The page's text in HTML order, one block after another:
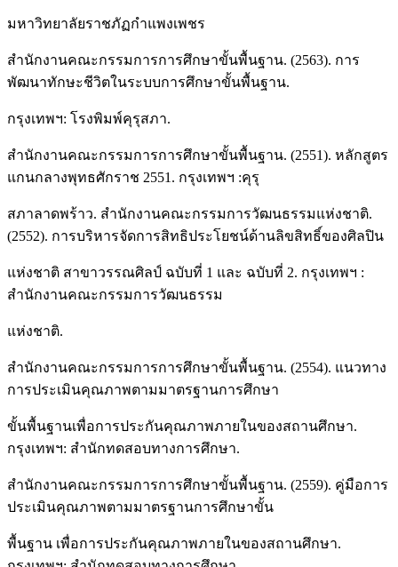
มหาวิทยาลัยราชภัฏกำแพงเพชร
สำนักงานคณะกรรมการการศึกษาขั้นพื้นฐาน. (2563). การ
พัฒนาทักษะชีวิตในระบบการศึกษาขั้นพื้นฐาน.
กรุงเทพฯ: โรงพิมพ์คุรุสภา.
สำนักงานคณะกรรมการการศึกษาขั้นพื้นฐาน. (2551). หลักสูตร
แกนกลางพุทธศักราช 2551. กรุงเทพฯ :คุรุ
สภาลาดพร้าว. สำนักงานคณะกรรมการวัฒนธรรมแห่งชาติ.
(2552). การบริหารจัดการสิทธิประโยชน์ด้านลิขสิทธิ์ของศิลปิน
แห่งชาติ สาขาวรรณศิลป์ ฉบับที่ 1 และ ฉบับที่ 2. กรุงเทพฯ :
สำนักงานคณะกรรมการวัฒนธรรม
แห่งชาติ.
สำนักงานคณะกรรมการการศึกษาขั้นพื้นฐาน. (2554). แนวทาง
การประเมินคุณภาพตามมาตรฐานการศึกษา
ขั้นพื้นฐานเพื่อการประกันคุณภาพภายในของสถานศึกษา.
กรุงเทพฯ: สำนักทดสอบทางการศึกษา.
สำนักงานคณะกรรมการการศึกษาขั้นพื้นฐาน. (2559). คู่มือการ
ประเมินคุณภาพตามมาตรฐานการศึกษาขั้น
พื้นฐาน เพื่อการประกันคุณภาพภายในของสถานศึกษา.